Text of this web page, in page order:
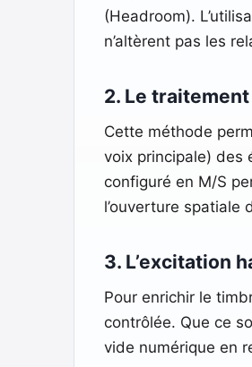
(Headroom).
n’altèrent pas les
2. Le
Cette méthode
voix principale) des
configuré en M/S
l’ouverture spatiale
3. L’excitation
Pour enrichir le
contrôlée. Que ce
vide numérique en